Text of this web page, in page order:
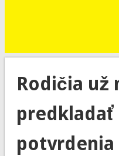
Rodičia už
predkladať
potvrdenia